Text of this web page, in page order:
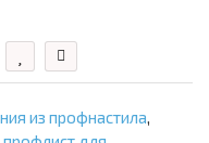
из профнастила,